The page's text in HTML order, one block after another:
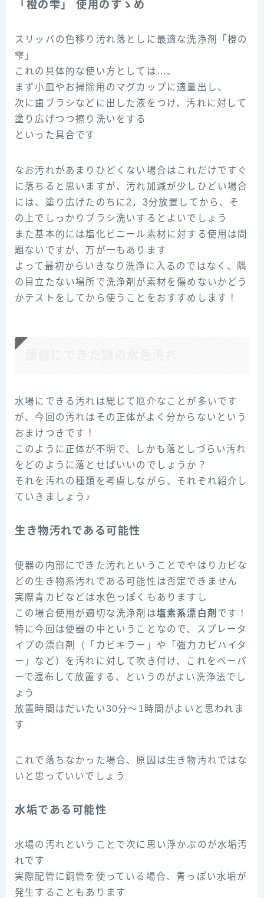
「橙の雫」 使用のすゝめ
スリッパの色移り汚れ落としに最適な洗浄剤「橙の
雫」
これの具体的な使い方としては…、
まず小皿やお掃除用のマグカップに適量出し、
次に歯ブラシなどに出した液をつけ、汚れに対して
塗り広げつつ擦り洗いをする
といった具合です
なお汚れがあまりひどくない場合はこれだけですぐ
に落ちると思いますが、汚れ加減が少しひどい場合
には、塗り広げたのちに2，3分放置してから、そ
の上でしっかりブラシ洗いするとよいでしょう
また基本的には塩化ビニール素材に対する使用は問
題ないですが、万が一もあります
よって最初からいきなり洗浄に入るのではなく、隅
の目立たない場所で洗浄剤が素材を傷めないかどう
かテストをしてから使うことをおすすめします！
水場にできる汚れは総じて厄介なことが多いです
が、今回の汚れはその正体がよく分からないという
おまけつきです！
このように正体が不明で、しかも落としづらい汚れ
をどのように落とせばいいのでしょうか？
それを汚れの種類を考慮しながら、それぞれ紹介し
ていきましょう♪
生き物汚れである可能性
便器の内部にできた汚れということでやはりカビな
どの生き物系汚れである可能性は否定できません
実際青カビなどは水色っぽくもありますし
この場合使用が適切な洗浄剤は塩素系漂白剤 です！
特に今回は便器の中ということなので、スプレータ
イプの漂白剤（「カビキラー」や「強力カビハイタ
ー」など）を汚れに対して吹き付け、これをペーパ
ーで湿布して放置する、というのがよい洗浄法でし
ょう
放置時間はだいたい30分～1時間がよいと思われま
す
これで落ちなかった場合、原因は生き物汚れではな
いと思っていいでしょう
水垢である可能性
水場の汚れということで次に思い浮かぶのが水垢汚
れです
実際配管に銅管を使っている場合、青っぽい水垢が
発生することもあります